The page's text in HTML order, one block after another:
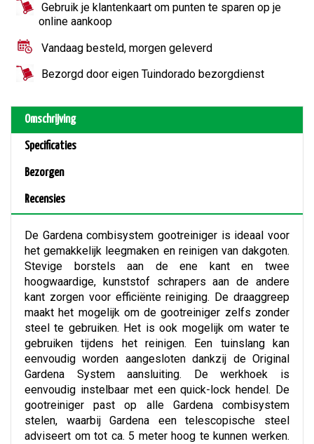
Gebruik je klantenkaart om punten te sparen op je
online aankoop
Vandaag besteld, morgen geleverd
Bezorgd door eigen Tuindorado bezorgdienst
Omschrijving
Specificaties
Bezorgen
Recensies
De Gardena combisystem gootreiniger is ideaal voor
het gemakkelijk leegmaken en reinigen van dakgoten.
Stevige borstels aan de ene kant en twee
hoogwaardige, kunststof schrapers aan de andere
kant zorgen voor efficiënte reiniging. De draaggreep
maakt het mogelijk om de gootreiniger zelfs zonder
steel te gebruiken. Het is ook mogelijk om water te
gebruiken tijdens het reinigen. Een tuinslang kan
eenvoudig worden aangesloten dankzij de Original
Gardena System aansluiting. De werkhoek is
eenvoudig instelbaar met een quick-lock hendel. De
gootreiniger past op alle Gardena combisystem
stelen, waarbij Gardena een telescopische steel
adviseert om tot ca. 5 meter hoog te kunnen werken.